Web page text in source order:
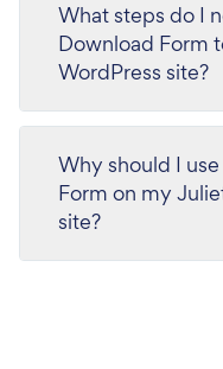
What steps do I
Download Form
WordPress site?
Why should I
Form on my
site?